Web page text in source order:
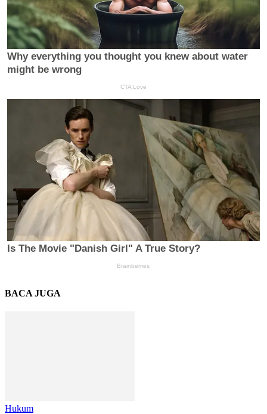
BACA JUGA
Hukum